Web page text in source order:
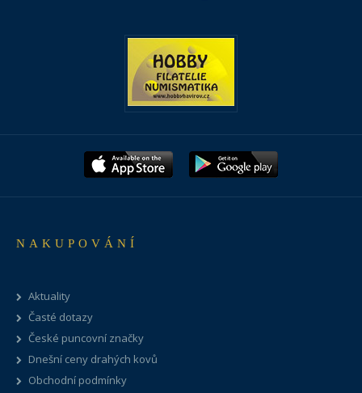
NAKUPOVÁNÍ
Aktuality
Časté dotazy
České puncovní značky
Dnešní ceny drahých kovů
Obchodní podmínky